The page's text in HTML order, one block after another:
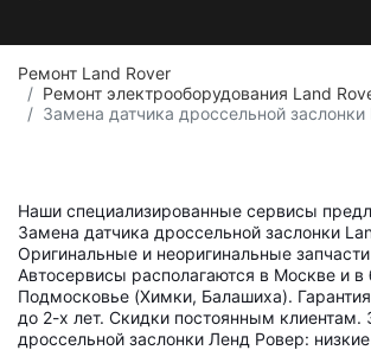
Ремонт Land Rover
Ремонт электрооборудования Land
Замена датчика дроссельной заслонки
Наши специализированные сервисы
Замена датчика дроссельной заслонки
Оригинальные и неоригинальные
Автосервисы располагаются в Москве и
Подмосковье (Химки, Балашиха).
до 2-х лет. Скидки постоянным клиентам.
дроссельной заслонки Ленд Ровер: